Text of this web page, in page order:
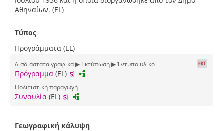
Αθηναίων. (EL)
Τύπος
Προγράμματα (EL)
Δισδιάστατα γραφικά ▶ Εκτύπωση ▶ Έντυπο υλικό
Πρόγραμμα (EL)
Πολιτιστική παραγωγή
Συναυλία (EL)
Γεωγραφική κάλυψη